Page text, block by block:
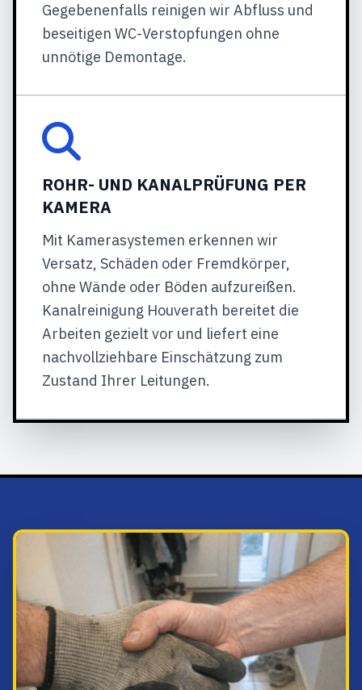
Gegebenenfalls reinigen wir Abfluss und
beseitigen WC-Verstopfungen ohne
unnötige Demontage.
ROHR- UND KANALPRÜFUNG PER
KAMERA
Mit Kamerasystemen erkennen wir
Versatz, Schäden oder Fremdkörper,
ohne Wände oder Böden aufzureißen.
Kanalreinigung Houverath bereitet die
Arbeiten gezielt vor und liefert eine
nachvollziehbare Einschätzung zum
Zustand Ihrer Leitungen.